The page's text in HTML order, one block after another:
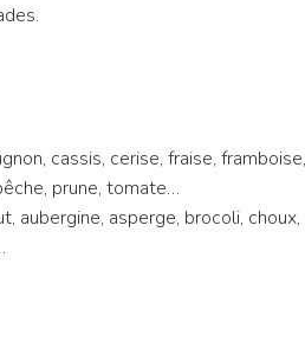
cassis, cerise, fraise,
prune, tomate…
aubergine, asperge, brocoli,